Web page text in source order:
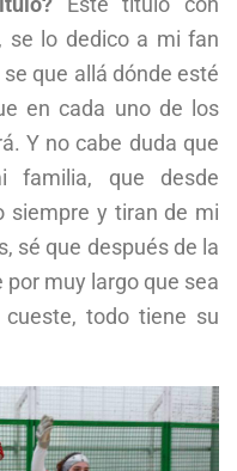
se lo dedico a mi fan
que allá dónde esté
en cada uno de los
Y no cabe duda que
familia, que desde
siempre y tiran de mi
sé que después de la
muy largo que sea
todo tiene su